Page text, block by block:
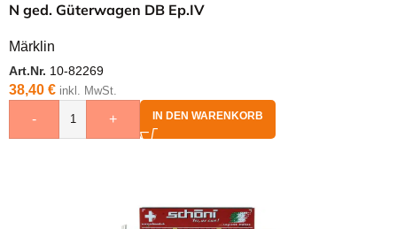
N ged. Güterwagen DB Ep.IV
Märklin
Art.Nr. 10-82269
38,40 € inkl. MwSt.
- + IN DEN WARENKORB